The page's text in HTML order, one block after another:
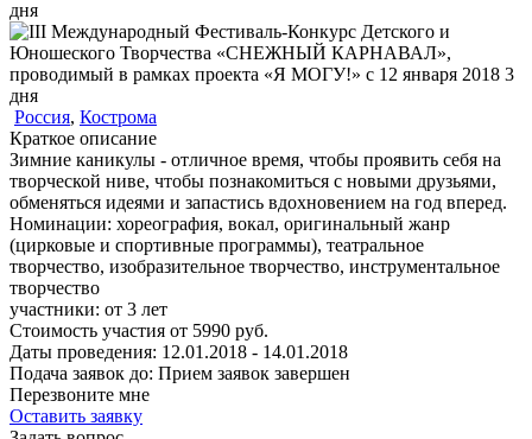
Россия, Кострома
Краткое описание
Зимние каникулы - отличное время, чтобы проявить себя на
творческой ниве, чтобы познакомиться с новыми друзьями,
обменяться идеями и запастись вдохновением на год вперед.
Номинации: хореография, вокал, оригинальный жанр
(цирковые и спортивные программы), театральное
творчество, изобразительное творчество, инструментальное
творчество
участники: от 3 лет
Стоимость участия от 5990 руб.
Даты проведения: 12.01.2018 - 14.01.2018
Подача заявок до: Прием заявок завершен
Перезвоните мне
Оставить заявку